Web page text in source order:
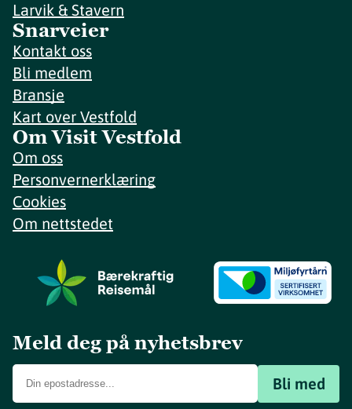
Larvik & Stavern
Snarveier
Kontakt oss
Bli medlem
Bransje
Kart over Vestfold
Om Visit Vestfold
Om oss
Personvernerklæring
Cookies
Om nettstedet
Meld deg på nyhetsbrev
Bli med